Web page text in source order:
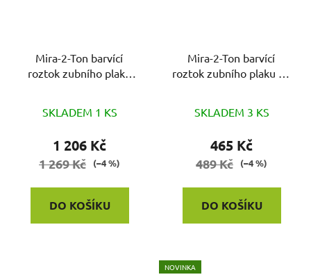
Mira-2-Ton barvící
roztok zubního plaku
SKLADEM 1 KS
1 206 Kč
1 269 Kč (–4 %)
DO KOŠÍKU
Mira-2-Ton barvící
roztok zubního plaku 50
SKLADEM 3 KS
465 Kč
489 Kč (–4 %)
DO KOŠÍKU
NOVINKA